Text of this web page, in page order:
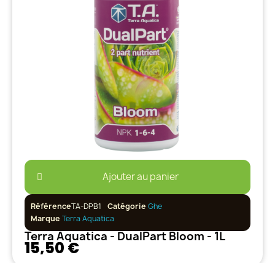
Ajouter au panier
RéférenceTA-DPB1 Catégorie Ghe
Marque Terra Aquatica
Terra Aquatica - DualPart Bloom - 1L
15,50 €